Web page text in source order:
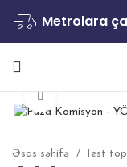
Metrolara
Əsas səhifə Test